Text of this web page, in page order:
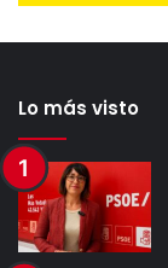
Lo más visto